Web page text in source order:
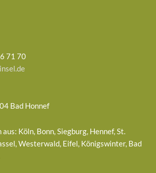
71 70
Bad Honnef
Köln, Bonn, Siegburg, Hennef, St.
Westerwald, Eifel, Königswinter, Bad